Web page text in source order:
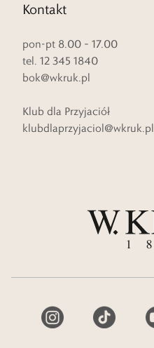
Kontakt
pon-pt 8.00 – 17.00
tel. 12 345 1840
bok@wkruk.pl
Klub dla Przyjaciół
klubdlaprzyjaciol@wkruk.pl